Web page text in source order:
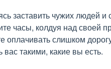
заставить чужих людей и
часы, колдуя над своей
оплачивать слишком
вас такими, какие вы есть.